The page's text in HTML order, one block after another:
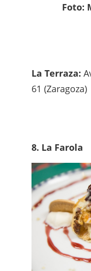
Foto:
La Terraza:
61 (Zaragoza)
8. La Farola